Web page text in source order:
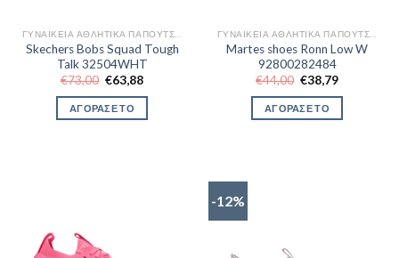
Skechers Bobs Squad Tough
Talk 32504WHT
€73,00 Original
price
was:
€73,00.
€63,88Η
τιμή
ΑΓΟΡΑΣΕ ΤΟ
Martes shoes Ronn Low W
92800282484
€44,00 Original
price
was:
€44,00.
€38,79Η
τιμή
ΑΓΟΡΑΣΕ ΤΟ
-12%